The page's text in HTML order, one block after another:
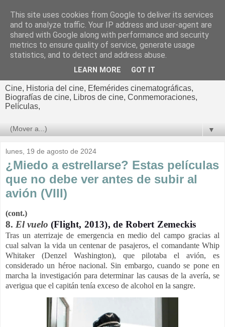
El cultural
cinematográfico de Jorge
Cine, Historia del cine, Efemérides cinematográficas,
Biografías de cine, Libros de cine, Conmemoraciones,
Películas,
▼
lunes, 19 de agosto de 2024
¿Miedo a estrellarse? Estas películas
que no debe ver antes de subir al
avión (VIII)
(cont.)
8. El vuelo (Flight, 2013), de Robert Zemeckis
Tras un aterrizaje de emergencia en medio del campo gracias al
cual salvan la vida un centenar de pasajeros, el comandante Whip
Whitaker (Denzel Washington), que pilotaba el avión, es
considerado un héroe nacional. Sin embargo, cuando se pone en
marcha la investigación para determinar las causas de la avería, se
averigua que el capitán tenía exceso de alcohol en la sangre.
This site uses cookies from Google to deliver its services
and to analyze traffic. Your IP address and user-agent are
shared with Google along with performance and security
metrics to ensure quality of service, generate usage
statistics, and to detect and address abuse.
LEARN MORE GOT IT